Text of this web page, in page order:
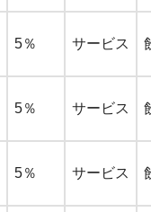
5％ サービス
5％ サービス
5％ サービス